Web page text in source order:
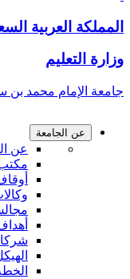
المملكة العربية
وزارة التعليم
جامعة الإمام محمد بن
عن الجامعة
عن